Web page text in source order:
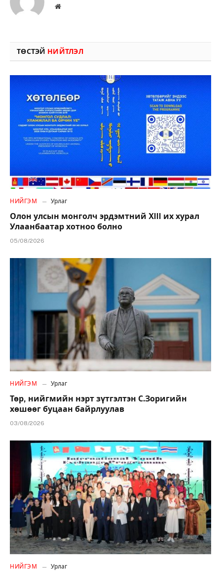
Вэбсайт
ТӨСТЭЙ НИЙТЛЭЛ
НИЙГЭМ Урлаг
Олон улсын монголч эрдэмтний XIII их хурал
Улаанбаатар хотноо болно
05/08/2026
НИЙГЭМ Урлаг
Төр, нийгмийн нэрт зүтгэлтэн С.Зоригийн
хөшөөг буцаан байрлуулав
03/08/2026
НИЙГЭМ Урлаг